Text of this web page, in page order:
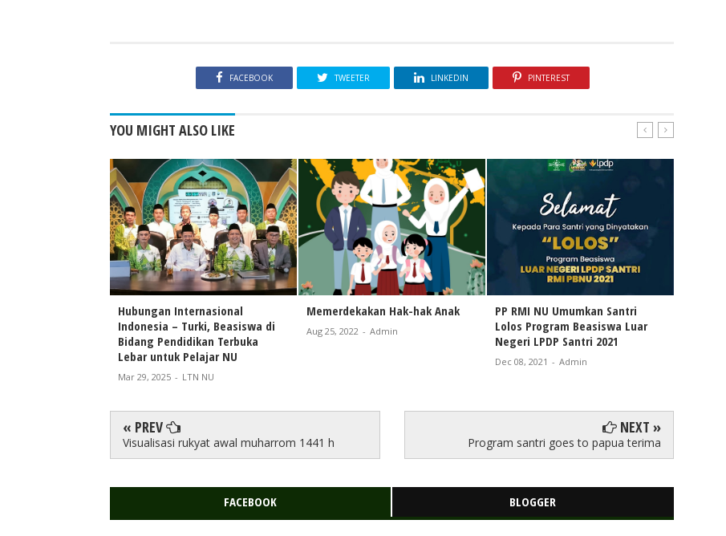
FACEBOOK TWEETER LINKEDIN PINTEREST
YOU MIGHT ALSO LIKE
Hubungan Internasional
Indonesia – Turki, Beasiswa di
Bidang Pendidikan Terbuka
Lebar untuk Pelajar NU
Mar 29, 2025 - LTN NU
Memerdekakan Hak-hak Anak
Aug 25, 2022 - Admin
PP RMI NU Umumkan Santri
Lolos Program Beasiswa Luar
Negeri LPDP Santri 2021
Dec 08, 2021 - Admin
« PREV
Visualisasi rukyat awal muharrom 1441 h
NEXT »
Program santri goes to papua terima
FACEBOOK BLOGGER